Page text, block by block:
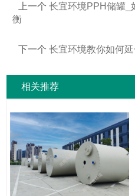
上一个 长宜环境PPH储罐_
衡
下一个 长宜环境教你如何
相关推荐